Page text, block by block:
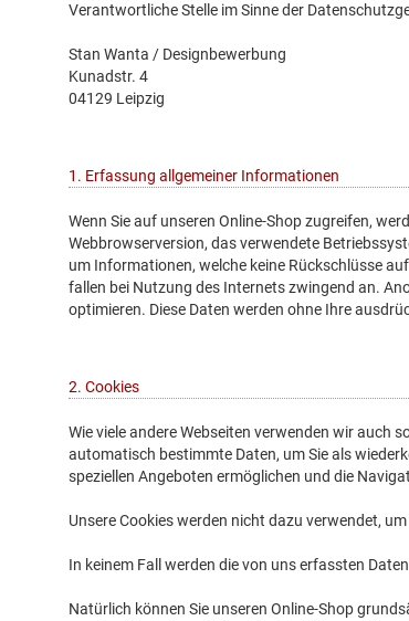
Verantwortliche Stelle im Sinne der
Stan Wanta / Designbewerbung
Kunadstr. 4
04129 Leipzig
1. Erfassung allgemeiner Informationen
Wenn Sie auf unseren Online-Shop zugreifen,
Webbrowserversion, das verwendete
um Informationen, welche keine Rückschlüsse
fallen bei Nutzung des Internets zwingend an.
optimieren. Diese Daten werden ohne Ihre
2. Cookies
Wie viele andere Webseiten verwenden wir auch
automatisch bestimmte Daten, um Sie als
speziellen Angeboten ermöglichen und die
Unsere Cookies werden nicht dazu verwendet,
In keinem Fall werden die von uns erfassten
Natürlich können Sie unseren Online-Shop